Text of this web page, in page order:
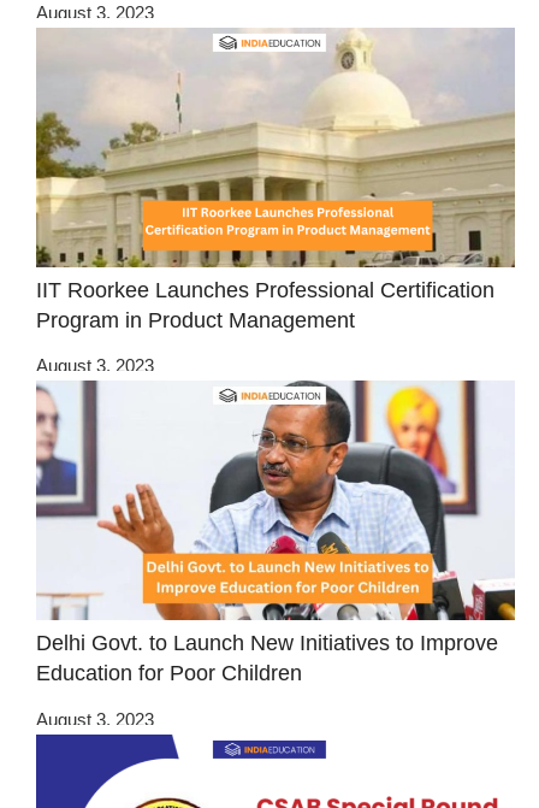
August 3, 2023
IIT Roorkee Launches Professional Certification
Program in Product Management
August 3, 2023
Delhi Govt. to Launch New Initiatives to Improve
Education for Poor Children
August 3, 2023